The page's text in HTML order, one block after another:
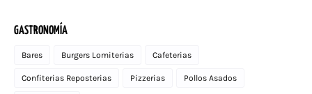
GASTRONOMÍA
Bares Burgers Lomiterias Cafeterias
Confiterias Reposterias Pizzerias Pollos Asados